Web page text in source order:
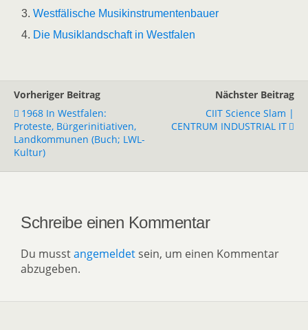
Westfälische Musikinstrumentenbauer
Die Musiklandschaft in Westfalen
Vorheriger Beitrag
1968 In Westfalen:
Proteste, Bürgerinitiativen,
Landkommunen (Buch; LWL-
Kultur)
Nächster Beitrag
CIIT Science Slam |
CENTRUM INDUSTRIAL IT
Schreibe einen Kommentar
Du musstangemeldet sein, um einen Kommentar
abzugeben.